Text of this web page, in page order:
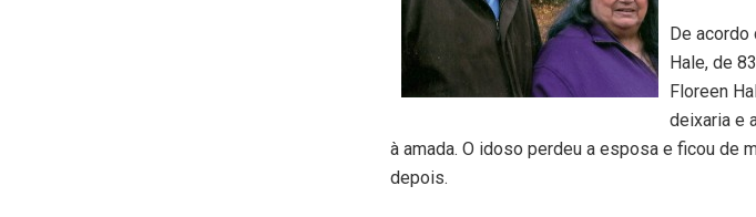
De acordo
Hale, de
Floreen
deixaria e
à amada. O idoso perdeu a esposa e ficou de
depois.